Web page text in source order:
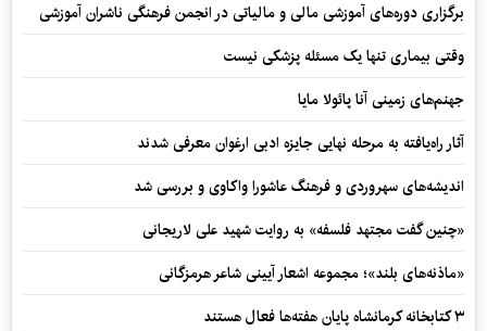
برگزاری دوره‌های آموزشی مالی و مالیاتی در انجمن فرهنگی ناشران آموزشی
وقتی بیماری تنها یک مسئله پزشکی نیست
جهنم‌های زمینی آنا پائولا مایا
آثار راه‌یافته به مرحله نهایی جایزه ادبی ارغوان معرفی شدند
اندیشه‌های سهروردی و فرهنگ عاشورا واکاوی و بررسی شد
«چنین گفت مجتهد فلسفه» به روایت شهید علی لاریجانی
«ماذنه‌های بلند»؛ مجموعه اشعار آیینی شاعر هرمزگانی
۳ کتابخانه کرمانشاه پایان هفته‌ها فعال هستند